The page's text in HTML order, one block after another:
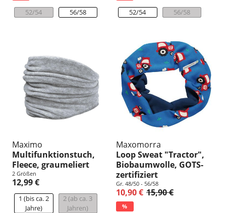
52/54 56/58 52/54 56/58
Maximo
Multifunktionstuch,
Fleece, graumeliert
2 Größen
12,99 €
1 (bis ca. 2
Jahre)
2 (ab ca. 3
Jahren)
Maxomorra
Loop Sweat "Tractor",
Biobaumwolle, GOTS-
zertifiziert
Gr. 48/50 - 56/58
10,90 € 15,90 €
%